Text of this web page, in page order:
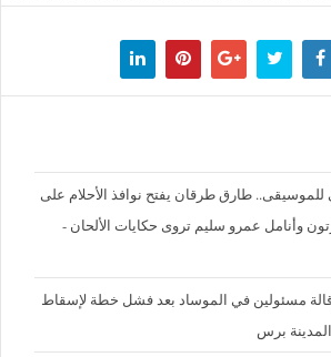
للموسيقى.. طارق طرقان يفتح نوافذ الأحلام على
وأنامل عمرو سليم تروى حكايات الألحان -
إقالة مسئولين في الموساد بعد فشل خطة لإسقاط
المدينة برس